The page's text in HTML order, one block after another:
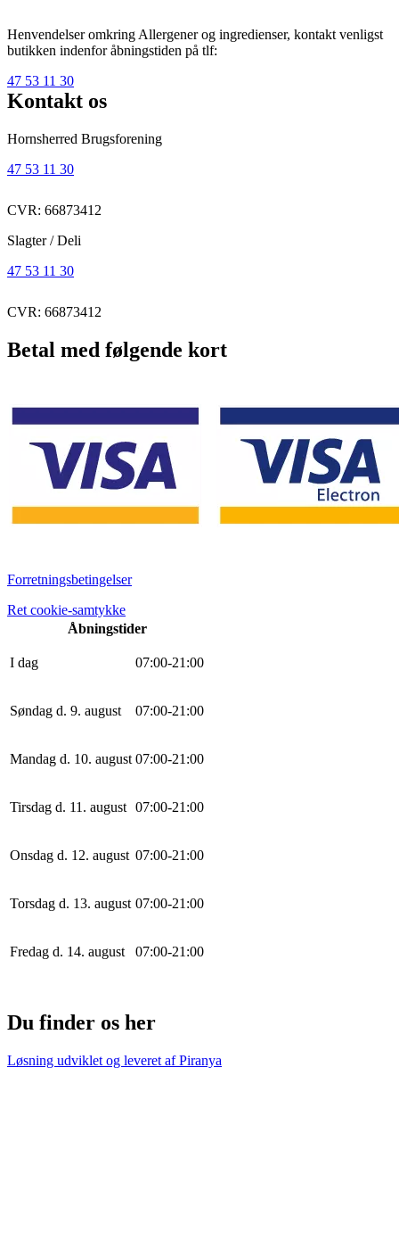
Henvendelser omkring Allergener og ingredienser, kontakt venligst
butikken indenfor åbningstiden på tlf:
47 53 11 30
Kontakt os
Hornsherred Brugsforening
47 53 11 30
CVR: 66873412
Slagter / Deli
47 53 11 30
CVR: 66873412
Betal med følgende kort
Forretningsbetingelser
Ret cookie-samtykke
Åbningstider
I dag 07:00-21:00
Søndag d. 9. august 07:00-21:00
Mandag d. 10. august 07:00-21:00
Tirsdag d. 11. august 07:00-21:00
Onsdag d. 12. august 07:00-21:00
Torsdag d. 13. august 07:00-21:00
Fredag d. 14. august 07:00-21:00
Du finder os her
Løsning udviklet og leveret afPiranya